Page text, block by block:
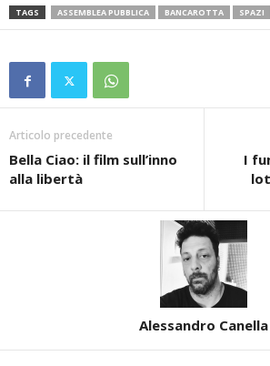
TAGS ASSEMBLEA PUBBLICA BANCAROTTA SPAZI
Articolo precedente
Bella Ciao: il film sull’inno
alla libertà
I
Alessandro Canella